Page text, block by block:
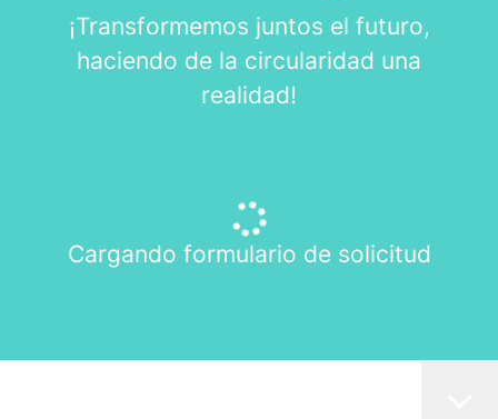
¡Transformemos juntos el futuro,
haciendo de la circularidad una
realidad!
Cargando formulario de solicitud